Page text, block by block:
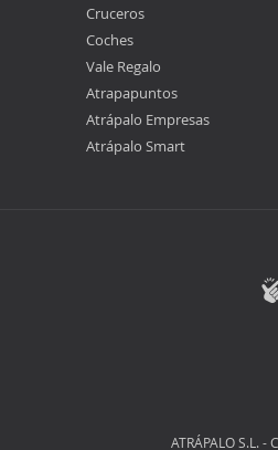
Cruceros
Coches
Vale Regalo
Atrapapuntos
Atrápalo Empresas
Atrápalo Smart
ATRÁPALO S.L.